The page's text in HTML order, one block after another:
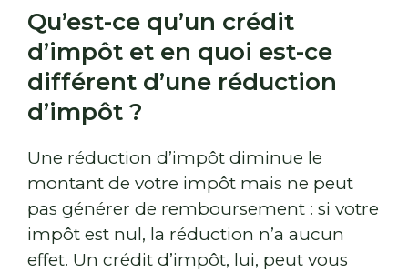
Qu’est-ce qu’un crédit
d’impôt et en quoi est-ce
différent d’une réduction
d’impôt ?
Une réduction d’impôt diminue le
montant de votre impôt mais ne peut
pas générer de remboursement : si votre
impôt est nul, la réduction n’a aucun
effet. Un crédit d’impôt, lui, peut vous